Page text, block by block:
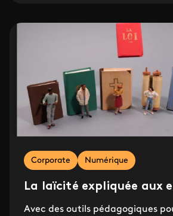
Corporate Numérique
La laïcité expliquée aux
Avec des outils pédagogiques